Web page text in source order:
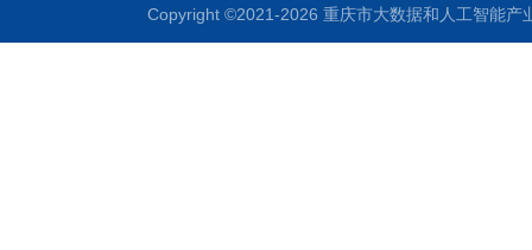
Copyright ©2021-2026 重庆市大数据和人工智能产